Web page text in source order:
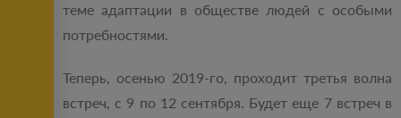
теме адаптации в обществе людей с особыми
потребностями.
Теперь, осенью 2019-го, проходит третья волна
встреч, с 9 по 12 сентября. Будет еще 7 встреч в